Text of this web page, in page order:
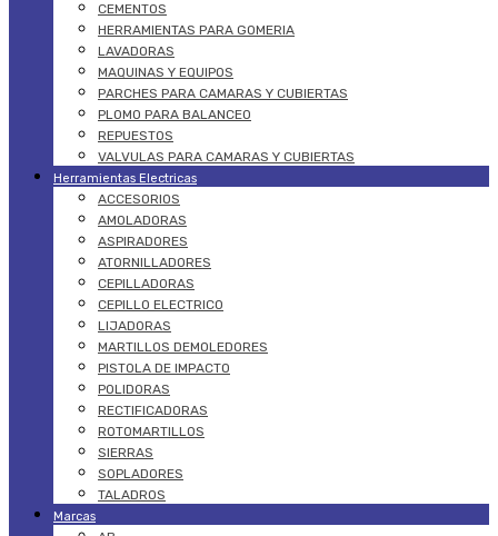
CEMENTOS
HERRAMIENTAS PARA GOMERIA
LAVADORAS
MAQUINAS Y EQUIPOS
PARCHES PARA CAMARAS Y CUBIERTAS
PLOMO PARA BALANCEO
REPUESTOS
VALVULAS PARA CAMARAS Y CUBIERTAS
Herramientas Electricas
ACCESORIOS
AMOLADORAS
ASPIRADORES
ATORNILLADORES
CEPILLADORAS
CEPILLO ELECTRICO
LIJADORAS
MARTILLOS DEMOLEDORES
PISTOLA DE IMPACTO
POLIDORAS
RECTIFICADORAS
ROTOMARTILLOS
SIERRAS
SOPLADORES
TALADROS
Marcas